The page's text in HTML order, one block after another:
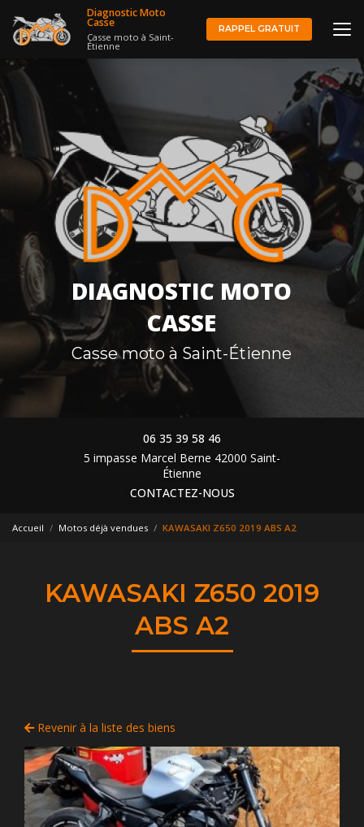
au
contenu
Diagnostic Moto
Casse
Casse moto à Saint-
Étienne
RAPPEL GRATUIT
DIAGNOSTIC MOTO
CASSE
Casse moto à Saint-Étienne
06 35 39 58 46
5 impasse Marcel Berne 42000 Saint-
Étienne
CONTACTEZ-NOUS
Accueil Motos déjà vendues KAWASAKI Z650 2019 ABS A2
KAWASAKI Z650 2019
ABS A2
Revenir à la liste des biens